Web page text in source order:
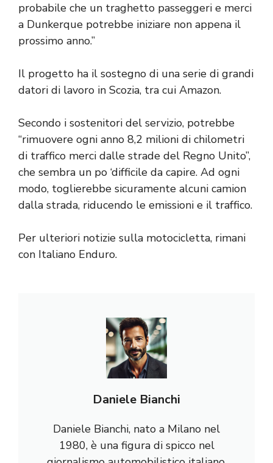
probabile che un traghetto passeggeri e merci
a Dunkerque potrebbe iniziare non appena il
prossimo anno.”
Il progetto ha il sostegno di una serie di grandi
datori di lavoro in Scozia, tra cui Amazon.
Secondo i sostenitori del servizio, potrebbe
“rimuovere ogni anno 8,2 milioni di chilometri
di traffico merci dalle strade del Regno Unito”,
che sembra un po ‘difficile da capire. Ad ogni
modo, toglierebbe sicuramente alcuni camion
dalla strada, riducendo le emissioni e il traffico.
Per ulteriori notizie sulla motocicletta, rimani
con Italiano Enduro.
Daniele Bianchi
Daniele Bianchi, nato a Milano nel
1980, è una figura di spicco nel